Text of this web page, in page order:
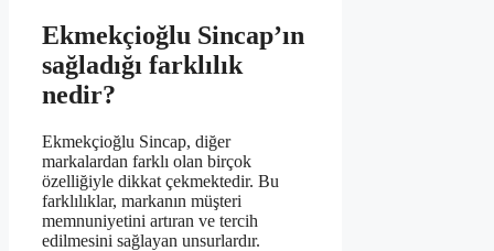
Ekmekçioğlu Sincap’ın
sağladığı farklılık
nedir?
Ekmekçioğlu Sincap, diğer
markalardan farklı olan birçok
özelliğiyle dikkat çekmektedir. Bu
farklılıklar, markanın müşteri
memnuniyetini artıran ve tercih
edilmesini sağlayan unsurlardır.